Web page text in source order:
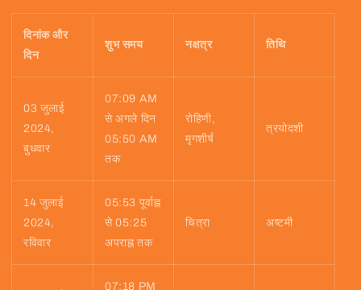
दिनांक और
दिन
शुभ समय नक्षत्र तिथि
03 जुलाई
2024,
बुधवार
07:09 AM
से अगले दिन
05:50 AM
तक
रोहिणी,
मृगशीर्ष
त्रयोदशी
14 जुलाई
2024,
रविवार
05:53 पूर्वाह्न
से 05:25
अपराह्न तक
चित्रा अष्टमी
07:18 PM